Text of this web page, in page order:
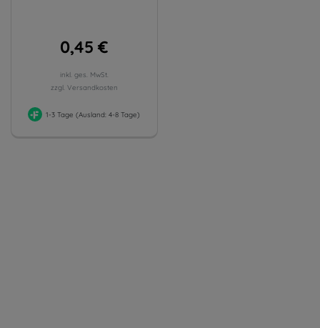
0,45 €
inkl. ges. MwSt.
zzgl. Versandkosten
1-3 Tage (Ausland: 4-8 Tage)